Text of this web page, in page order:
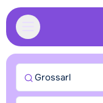
Grossarl